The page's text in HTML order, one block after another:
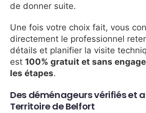
de donner suite.
Une fois votre choix fait, vous
directement le professionnel
détails et planifier la visite
est 100% gratuit et sans
les étapes.
Des déménageurs vérifiés et
Territoire de Belfort